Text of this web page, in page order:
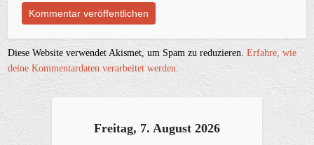
Diese Website verwendet Akismet, um Spam zu reduzieren.Erfahre, wie
deine Kommentardaten verarbeitet werden.
Freitag, 7. August 2026